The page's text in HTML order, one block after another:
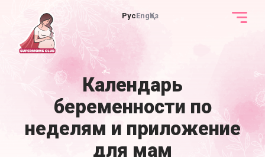
РусEngҚаз
Календарь
беременности по
неделям и приложение
для мам